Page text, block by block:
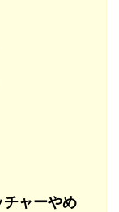
ャーやめ